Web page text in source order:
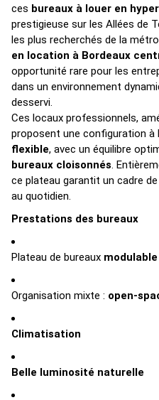
ces bureaux à louer en
prestigieuse sur les Allées de
les plus recherchés de la
en location à Bordeaux
opportunité rare pour les
dans un environnement
desservi.
Ces locaux professionnels,
proposent une configuration à
flexible, avec un équilibre
bureaux cloisonnés.
ce plateau garantit un cadre
au quotidien.
Prestations des bureaux
Plateau de bureaux modulable
Organisation mixte : open-
Climatisation
Belle luminosité naturelle